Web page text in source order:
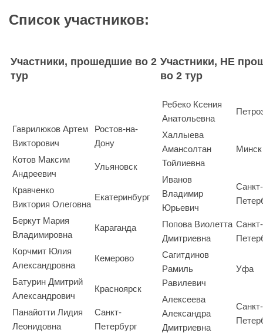
Список участников:
Участники, прошедшие во 2
тур
Участники, НЕ
во 2 тур
Гаврилюков Артем
Викторович
Ростов-на-
Дону
Котов Максим
Андреевич
Ульяновск
Кравченко
Виктория Олеговна
Екатеринбург
Беркут Мария
Владимировна
Караганда
Корчмит Юлия
Александровна
Кемерово
Батурин Дмитрий
Александрович
Красноярск
Панайотти Лидия
Леонидовна
Санкт-
Петербург
Ребеко Ксения
Анатольевна
Халлыева
Амансолтан
Тойлиевна
Минск
Иванов
Владимир
Юрьевич
Санкт-
Попова Виолетта
Дмитриевна
Санкт-
Сагитдинов
Рамиль
Равилевич
Уфа
Алексеева
Александра
Дмитриевна
Санкт-